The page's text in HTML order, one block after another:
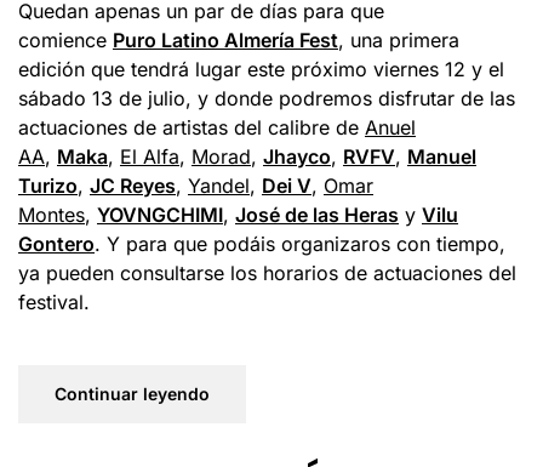
Quedan apenas un par de días para que
comience Puro Latino Almería Fest, una primera
edición que tendrá lugar este próximo viernes 12 y el
sábado 13 de julio, y donde podremos disfrutar de las
actuaciones de artistas del calibre de Anuel
AA, Maka, El Alfa, Morad, Jhayco, RVFV, Manuel
Turizo, JC Reyes, Yandel, Dei V, Omar
Montes, YOVNGCHIMI, José de las Heras y Vilu
Gontero. Y para que podáis organizaros con tiempo,
ya pueden consultarse los horarios de actuaciones del
festival.
Continuar leyendo